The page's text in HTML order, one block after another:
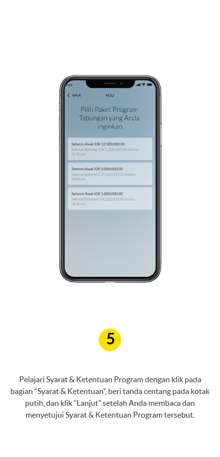
5
Pelajari Syarat & Ketentuan Program dengan klik pada
bagian “Syarat & Ketentuan”, beri tanda centang pada kotak
putih, dan klik “Lanjut” setelah Anda membaca dan
menyetujui Syarat & Ketentuan Program tersebut.